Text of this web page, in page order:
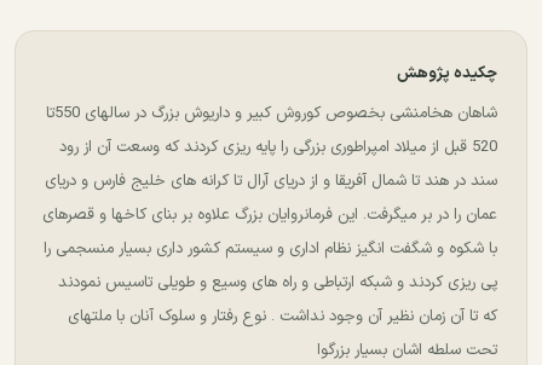
چکیده پژوهش
شاهان هخامنشی بخصوص کوروش کبیر و داریوش بزرگ در سالهای 550تا
520 قبل از میلاد امپراطوری بزرگی را پایه ریزی کردند که وسعت آن از رود
سند در هند تا شمال آفریقا و از دریای آرال تا کرانه های خلیج فارس و دریای
عمان را در بر میگرفت. این فرمانروایان بزرگ علاوه بر بنای کاخها و قصرهای
با شکوه و شگفت انگیز نظام اداری و سیستم کشور داری بسیار منسجمی را
پی ریزی کردند و شبکه ارتباطی و راه های وسیع و طویلی تاسیس نمودند
که تا آن زمان نظیر آن وجود نداشت . نوع رفتار و سلوک آنان با ملتهای
تحت سلطه اشان بسیار بزرگوا